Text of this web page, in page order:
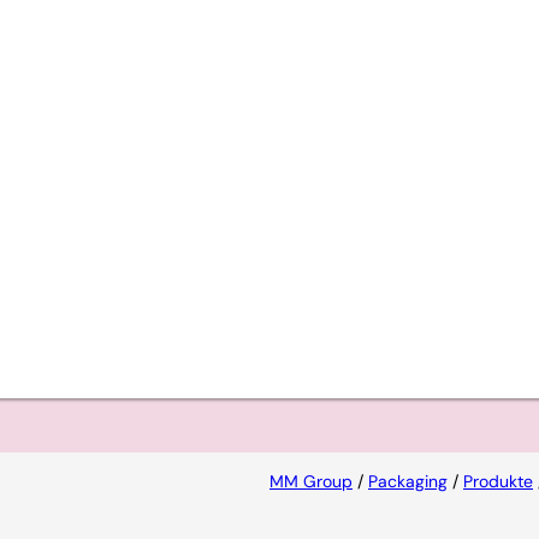
MM Group / Packaging / Produkte